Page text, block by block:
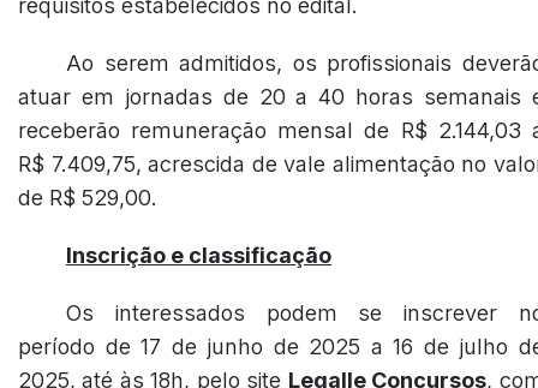
requisitos estabelecidos no edital.
Ao serem admitidos, os profissionais
atuar em jornadas de 20 a 40 horas semanais
receberão remuneração mensal de R$ 2.144,03
R$ 7.409,75, acrescida de vale alimentação no
de R$ 529,00.
Inscrição e classificação
Os interessados podem se inscrever
período de 17 de junho de 2025 a 16 de julho
2025, até às 18h, pelo site Legalle Concursos,